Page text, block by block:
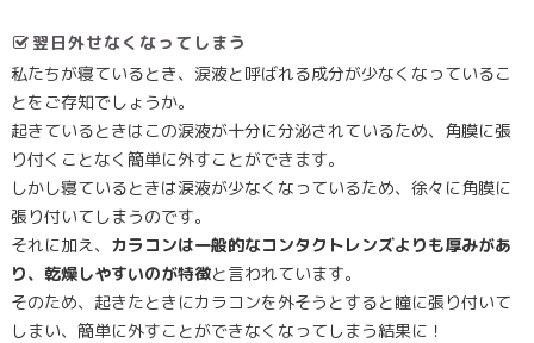
翌日外せなくなってしまう
私たちが寝ているとき、涙液と呼ばれる成分が少なくなっているこ
とをご存知でしょうか。
起きているときはこの涙液が十分に分泌されているため、角膜に張
り付くことなく簡単に外すことができます。
しかし寝ているときは涙液が少なくなっているため、徐々に角膜に
張り付いてしまうのです。
それに加え、 カラコンは一般的なコンタクトレンズよりも厚みがあ
り、乾燥しやすいのが特徴と言われています。
そのため、起きたときにカラコンを外そうとすると瞳に張り付いて
しまい、簡単に外すことができなくなってしまう結果に！